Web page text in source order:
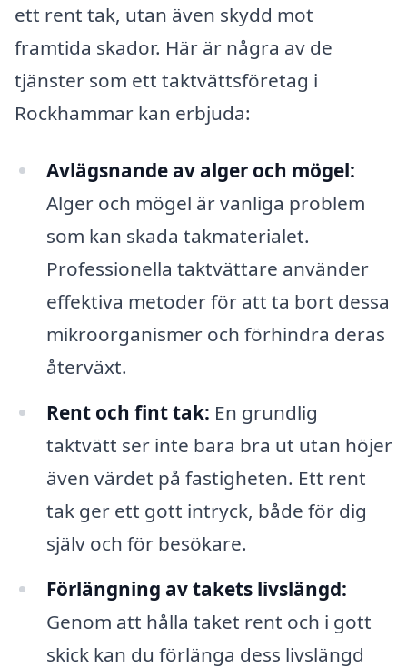
ett rent tak, utan även skydd mot
framtida skador. Här är några av de
tjänster som ett taktvättsföretag i
Rockhammar kan erbjuda:
Avlägsnande av alger och mögel:
Alger och mögel är vanliga problem
som kan skada takmaterialet.
Professionella taktvättare använder
effektiva metoder för att ta bort dessa
mikroorganismer och förhindra deras
återväxt.
Rent och fint tak: En grundlig
taktvätt ser inte bara bra ut utan höjer
även värdet på fastigheten. Ett rent
tak ger ett gott intryck, både för dig
själv och för besökare.
Förlängning av takets livslängd:
Genom att hålla taket rent och i gott
skick kan du förlänga dess livslängd